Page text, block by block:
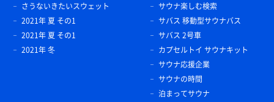
さうないきたいスウェット
2021年 夏 その1
2021年 夏 その1
2021年 冬
サウナ楽しむ検索
サバス 移動型サウナバス
サバス 2号車
カプセルトイ サウナキット
サウナ応援企業
サウナの時間
泊まってサウナ